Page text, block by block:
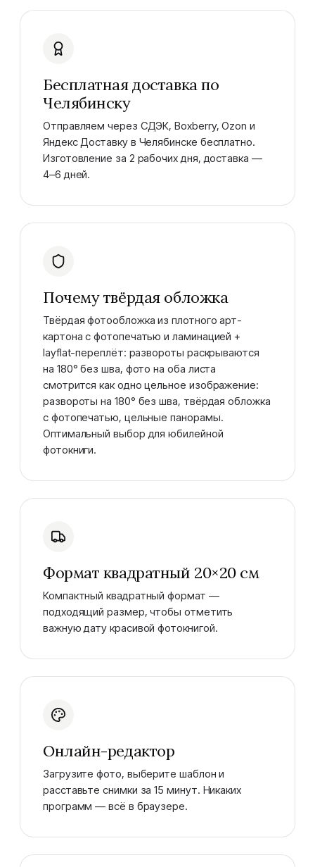
Бесплатная доставка по
Челябинску
Отправляем через СДЭК, Boxberry, Ozon и
Яндекс Доставку в Челябинске бесплатно.
Изготовление за 2 рабочих дня, доставка —
4–6 дней.
Почему твёрдая обложка
Твёрдая фотообложка из плотного арт-
картона с фотопечатью и ламинацией +
layflat-переплёт: развороты раскрываются
на 180° без шва, фото на оба листа
смотрится как одно цельное изображение:
развороты на 180° без шва, твёрдая обложка
с фотопечатью, цельные панорамы.
Оптимальный выбор для юбилейной
фотокниги.
Формат квадратный 20×20 см
Компактный квадратный формат —
подходящий размер, чтобы отметить
важную дату красивой фотокнигой.
Онлайн-редактор
Загрузите фото, выберите шаблон и
расставьте снимки за 15 минут. Никаких
программ — всё в браузере.